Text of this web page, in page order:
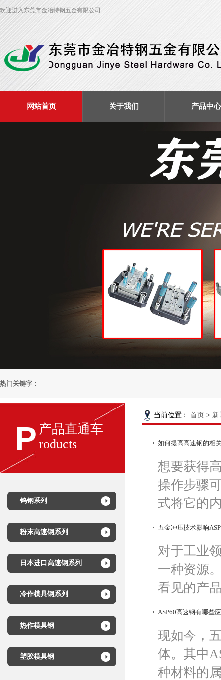
欢迎进入东莞市金冶特钢五金有限公司
网站首页 关于我们 产品中心
热门关键字：
P 产品直通车
roducts
钨钢系列
粉末高速钢系列
日本进口高速钢系列
冷作模具钢系列
热作模具钢
塑胶模具钢
当前位置： 首页 > 新
如何提高高速钢的相
想要获得
操作步骤
式将它的
五金冲压技术影响
对于工业
一种资源
看见的产
ASP60高速钢有哪些
现如今，
体。其中
种材料的